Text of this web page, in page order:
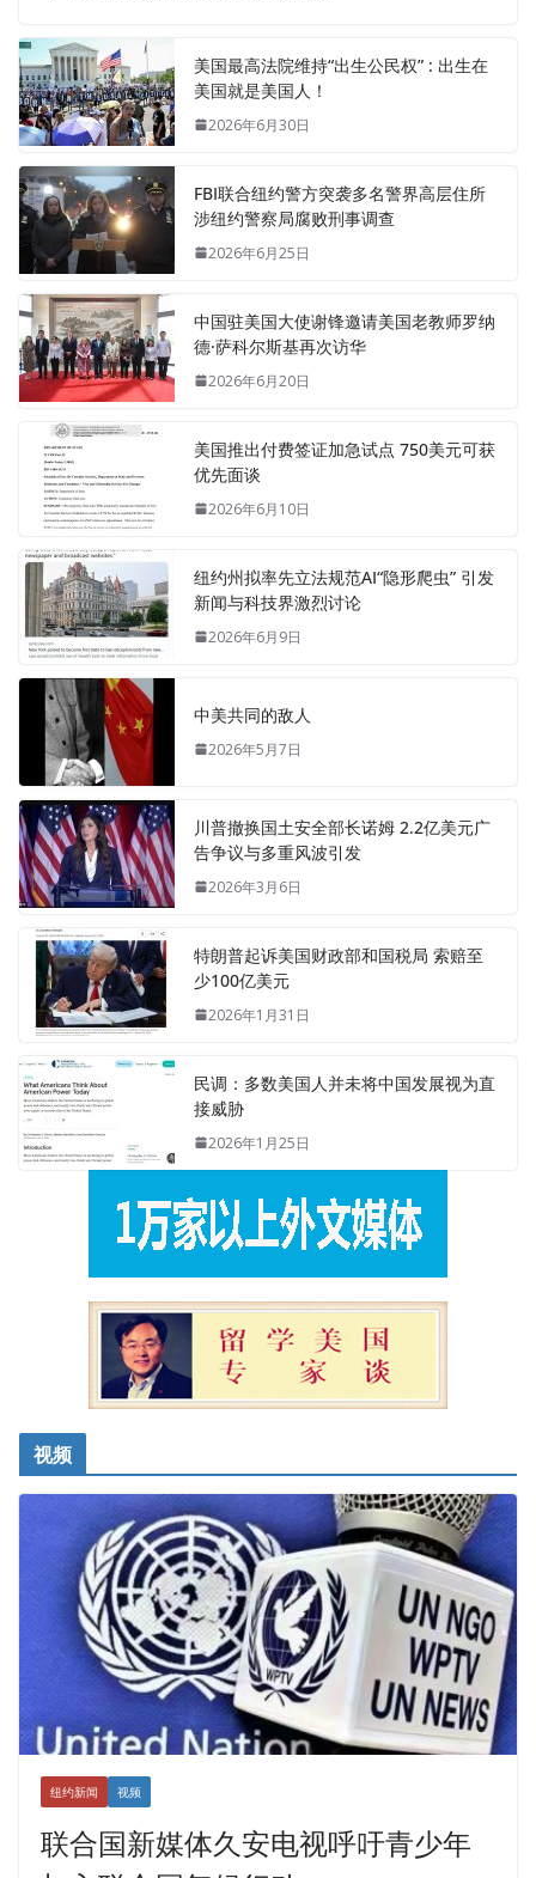
美国最高法院维持“出生公民权” : 出生在
美国就是美国人！
2026年6月30日
FBI联合纽约警方突袭多名警界高层住所
涉纽约警察局腐败刑事调查
2026年6月25日
中国驻美国大使谢锋邀请美国老教师罗纳
德·萨科尔斯基再次访华
2026年6月20日
美国推出付费签证加急试点 750美元可获
优先面谈
2026年6月10日
纽约州拟率先立法规范AI“隐形爬虫” 引发
新闻与科技界激烈讨论
2026年6月9日
中美共同的敌人
2026年5月7日
川普撤换国土安全部长诺姆 2.2亿美元广
告争议与多重风波引发
2026年3月6日
特朗普起诉美国财政部和国税局 索赔至
少100亿美元
2026年1月31日
民调：多数美国人并未将中国发展视为直
接威胁
2026年1月25日
视频
纽约新闻 视频
联合国新媒体久安电视呼吁青少年